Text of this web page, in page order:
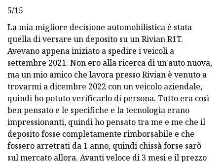
5/15
La mia migliore decisione automobilistica è stata
quella di versare un deposito su un Rivian R1T.
Avevano appena iniziato a spedire i veicoli a
settembre 2021. Non ero alla ricerca di un'auto nuova,
ma un mio amico che lavora presso Rivian è venuto a
trovarmi a dicembre 2022 con un veicolo aziendale,
quindi ho potuto verificarlo di persona. Tutto era così
ben pensato e le specifiche e la tecnologia erano
impressionanti, quindi ho pensato tra me e me che il
deposito fosse completamente rimborsabile e che
fossero arretrati da 1 anno, quindi chissà forse sarò
sul mercato allora. Avanti veloce di 3 mesi e il prezzo